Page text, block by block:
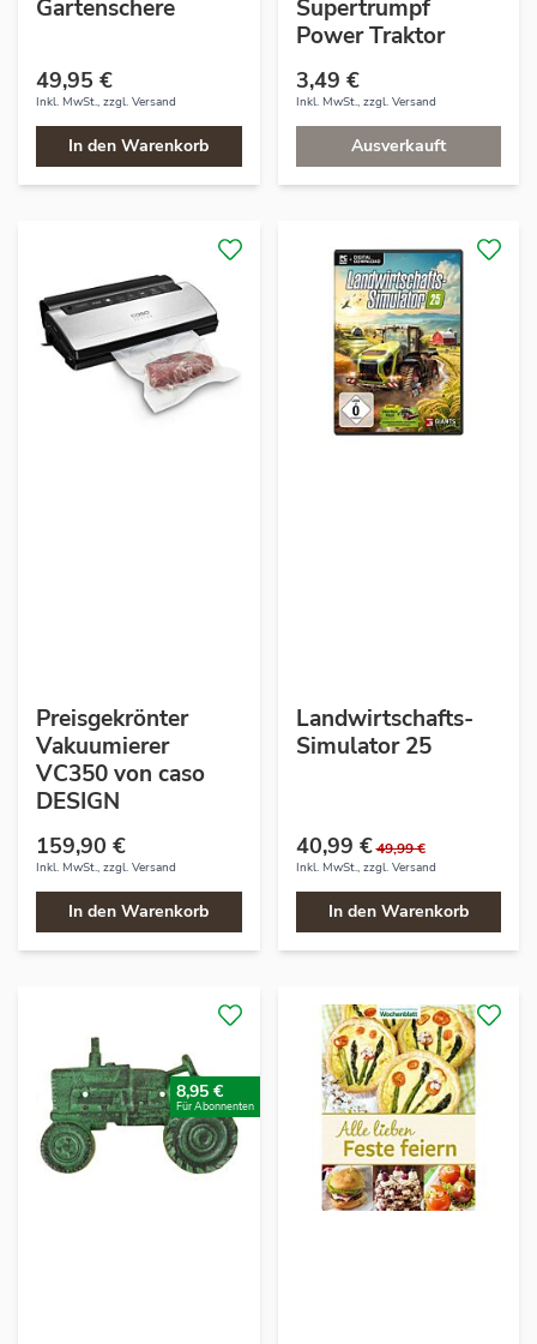
Gartenschere
49,95 €
Inkl. MwSt., zzgl. Versand
In den Warenkorb
Supertrumpf
Power Traktor
3,49 €
Inkl. MwSt., zzgl. Versand
Ausverkauft
Preisgekrönter
Vakuumierer
VC350 von caso
DESIGN
159,90 €
Inkl. MwSt., zzgl. Versand
In den Warenkorb
Landwirtschafts-
Simulator 25
40,99 €49,99 €
Inkl. MwSt., zzgl. Versand
In den Warenkorb
8,95 €
Für Abonnenten